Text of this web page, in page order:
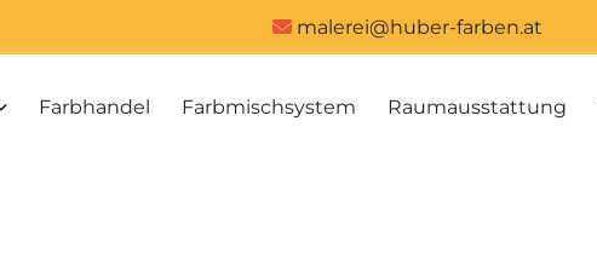
 malerei@huber-farben.at
Farbhandel Farbmischsystem Raumausstattung